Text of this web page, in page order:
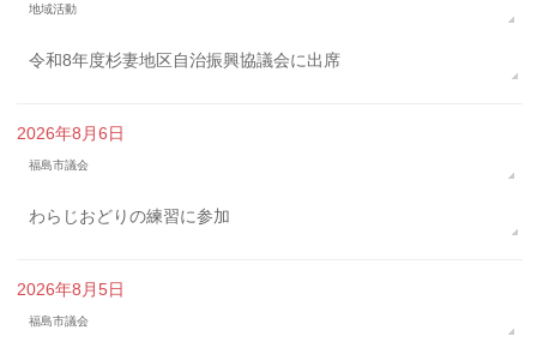
地域活動
令和8年度杉妻地区自治振興協議会に出席
2026年8月6日
福島市議会
わらじおどりの練習に参加
2026年8月5日
福島市議会